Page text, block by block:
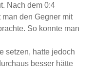
Nach dem 0:4
den Gegner mit
So konnte man
setzen, hatte jedoch
besser hätte